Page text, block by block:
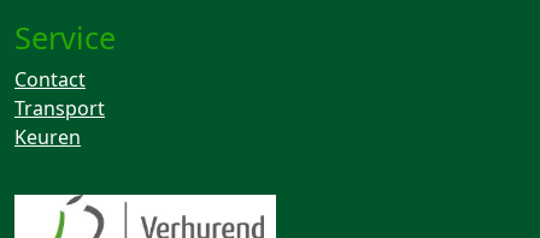
Service
Contact
Transport
Keuren